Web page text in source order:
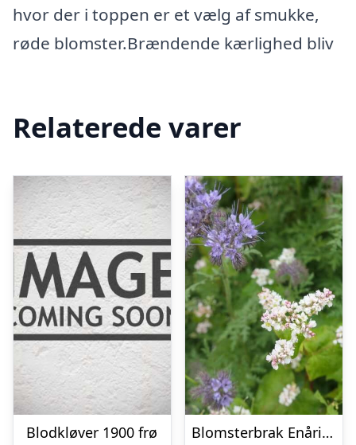
hvor der i toppen er et vælg af smukke,
røde blomster.Brændende kærlighed bliv
Relaterede varer
Blodkløver 1900 frø
Blomsterbrak Enårig 10 kg